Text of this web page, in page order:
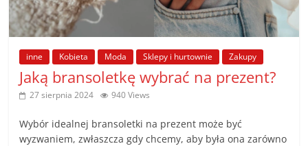
inne Kobieta Moda Sklepy i hurtownie Zakupy
Jaką bransoletkę wybrać na prezent?
27 sierpnia 2024 940 Views
Wybór idealnej bransoletki na prezent może być
wyzwaniem, zwłaszcza gdy chcemy, aby była ona zarówno